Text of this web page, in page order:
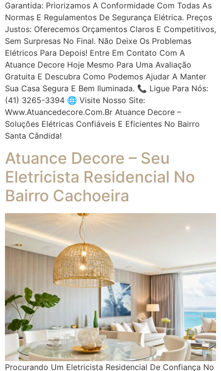
Garantida: Priorizamos A Conformidade Com Todas As
Normas E Regulamentos De Segurança Elétrica. Preços
Justos: Oferecemos Orçamentos Claros E Competitivos,
Sem Surpresas No Final. Não Deixe Os Problemas
Elétricos Para Depois! Entre Em Contato Com A
Atuance Decore Hoje Mesmo Para Uma Avaliação
Gratuita E Descubra Como Podemos Ajudar A Manter
Sua Casa Segura E Bem Iluminada. 📞 Ligue Para Nós:
(41) 3265-3394 🌐 Visite Nosso Site:
Www.atuancedecore.com.br Atuance Decore –
Soluções Elétricas Confiáveis E Eficientes No Bairro
Santa Cândida!
Atuance Decore – Seu
Eletricista Residencial No
Bairro Cachoeira
Procurando Um Eletricista Residencial De Confiança No